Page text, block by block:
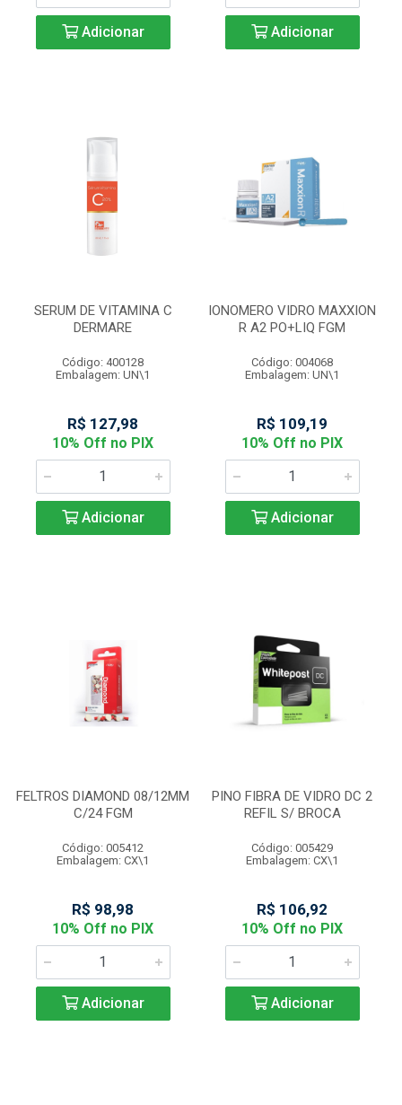
Adicionar Adicionar
SERUM DE VITAMINA C
DERMARE
Código: 400128
Embalagem: UN\1
R$ 127,98
10% Off no PIX
Adicionar
IONOMERO VIDRO MAXXION
R A2 PO+LIQ FGM
Código: 004068
Embalagem: UN\1
R$ 109,19
10% Off no PIX
Adicionar
FELTROS DIAMOND 08/12MM
C/24 FGM
Código: 005412
Embalagem: CX\1
R$ 98,98
10% Off no PIX
Adicionar
PINO FIBRA DE VIDRO DC 2
REFIL S/ BROCA
Código: 005429
Embalagem: CX\1
R$ 106,92
10% Off no PIX
Adicionar